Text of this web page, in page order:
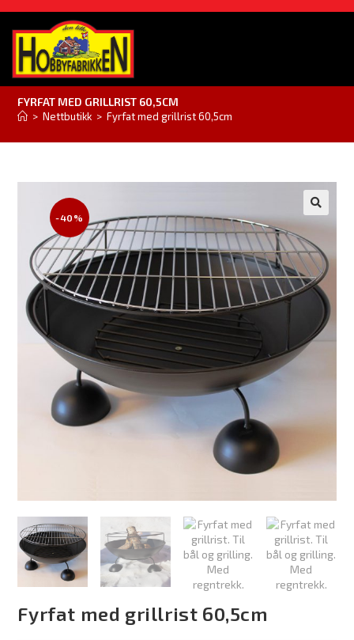
FYRFAT MED GRILLRIST 60,5CM
> Nettbutikk > Fyrfat med grillrist 60,5cm
-40% 🔍
Fyrfat med grillrist 60,5cm